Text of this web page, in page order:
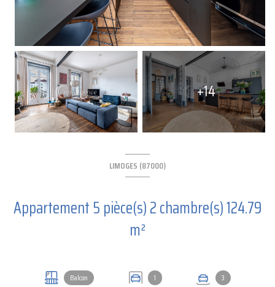
+14
LIMOGES (87000)
Appartement 5 pièce(s) 2 chambre(s) 124.79
m²
Balcon 1 3